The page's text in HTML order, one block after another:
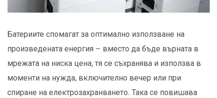
Батериите спомагат за оптимално използване на
произведената енергия – вместо да бъде върната в
мрежата на ниска цена, тя се съхранява и използва в
моменти на нужда, включително вечер или при
спиране на електрозахранването. Така се повишава